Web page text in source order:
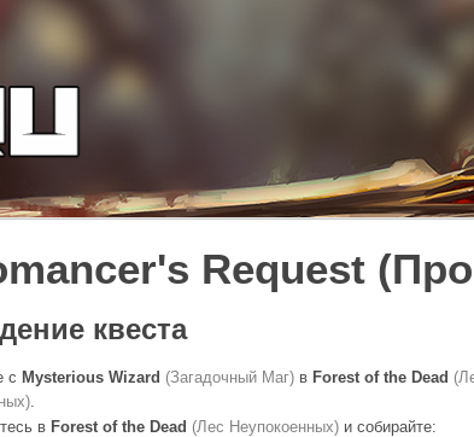
Request
квеста
с Mysterious Wizard (Загадочный Маг) в Forest of the Dead
.
в Forest of the Dead (Лес Неупокоенных) и собирайте: